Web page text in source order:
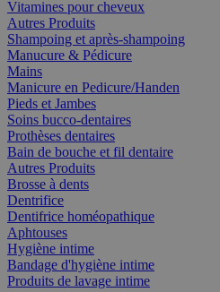
Vitamines pour cheveux
Autres Produits
Shampoing et après-shampoing
Manucure & Pédicure
Mains
Manicure en Pedicure/Handen
Pieds et Jambes
Soins bucco-dentaires
Prothèses dentaires
Bain de bouche et fil dentaire
Autres Produits
Brosse à dents
Dentrifice
Dentifrice homéopathique
Aphtouses
Hygiène intime
Bandage d'hygiène intime
Produits de lavage intime